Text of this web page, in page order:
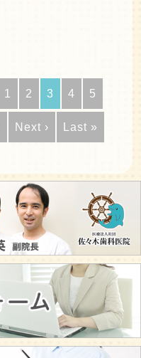
1 2 3 4 5
Next › Last »